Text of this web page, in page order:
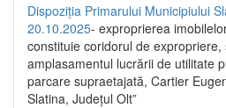
Dispoziția Primarului Municipiului
20.10.2025- exproprierea
constituie coridorul de expropriere,
amplasamentul lucrării de utilitate
parcare supraetajată, Cartier
Slatina, Județul Olt”